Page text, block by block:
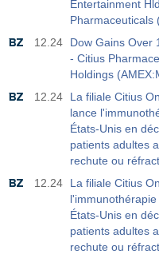
Entertainment
Pharmaceuticals
12.24
Dow Gains Over
- Citius
Holdings
12.24
La filiale Citius
lance
États-Unis en
patients adultes
rechute ou
12.24
La filiale Citius
États-Unis en
patients adultes
rechute ou